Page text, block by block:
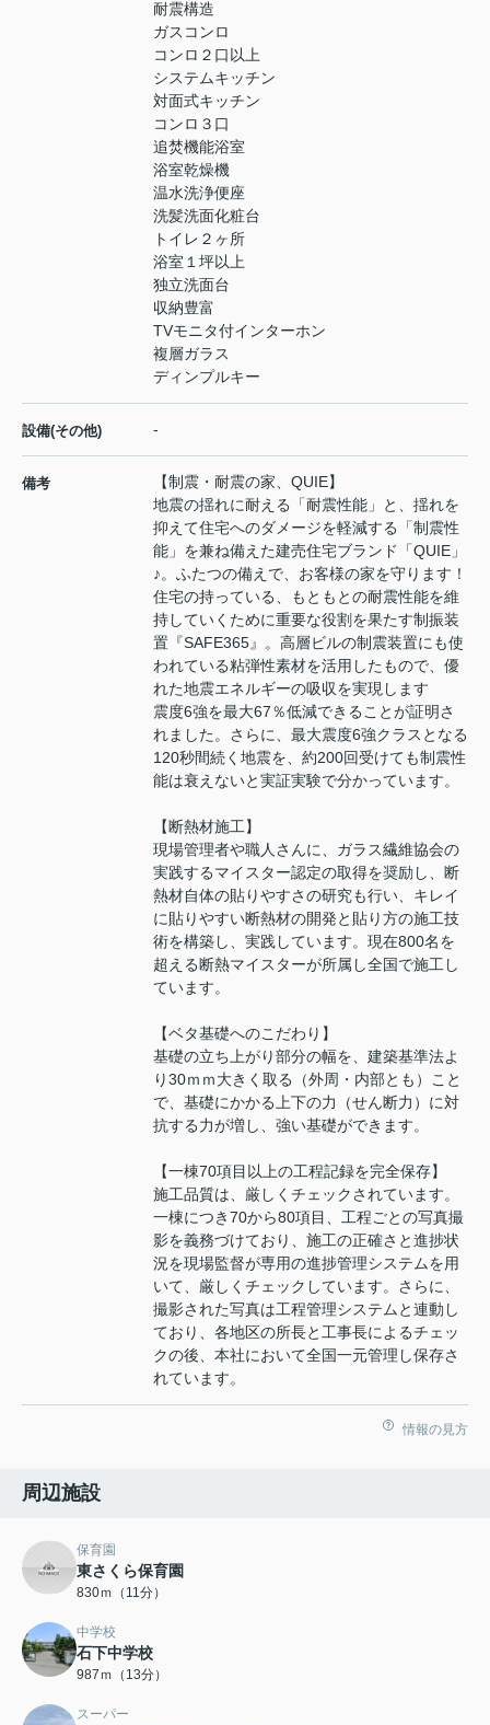
耐震構造
ガスコンロ
コンロ２口以上
システムキッチン
対面式キッチン
コンロ３口
追焚機能浴室
浴室乾燥機
温水洗浄便座
洗髪洗面化粧台
トイレ２ヶ所
浴室１坪以上
独立洗面台
収納豊富
TVモニタ付インターホン
複層ガラス
ディンプルキー
設備(その他) -
備考
【制震・耐震の家、QUIE】
地震の揺れに耐える「耐震性能」と、揺れを
抑えて住宅へのダメージを軽減する「制震性
能」を兼ね備えた建売住宅ブランド「QUIE」
♪。ふたつの備えで、お客様の家を守ります！
住宅の持っている、もともとの耐震性能を維
持していくために重要な役割を果たす制振装
置『SAFE365』。高層ビルの制震装置にも使
われている粘弾性素材を活用したもので、優
れた地震エネルギーの吸収を実現します
震度6強を最大67％低減できることが証明さ
れました。さらに、最大震度6強クラスとなる
120秒間続く地震を、約200回受けても制震性
能は衰えないと実証実験で分かっています。
【断熱材施工】
現場管理者や職人さんに、ガラス繊維協会の
実践するマイスター認定の取得を奨励し、断
熱材自体の貼りやすさの研究も行い、キレイ
に貼りやすい断熱材の開発と貼り方の施工技
術を構築し、実践しています。現在800名を
超える断熱マイスターが所属し全国で施工し
ています。
【ベタ基礎へのこだわり】
基礎の立ち上がり部分の幅を、建築基準法よ
り30ｍｍ大きく取る（外周・内部とも）こと
で、基礎にかかる上下の力（せん断力）に対
抗する力が増し、強い基礎ができます。
【一棟70項目以上の工程記録を完全保存】
施工品質は、厳しくチェックされています。
一棟につき70から80項目、工程ごとの写真撮
影を義務づけており、施工の正確さと進捗状
況を現場監督が専用の進捗管理システムを用
いて、厳しくチェックしています。さらに、
撮影された写真は工程管理システムと連動し
ており、各地区の所長と工事長によるチェッ
クの後、本社において全国一元管理し保存さ
れています。
情報の見方
周辺施設
保育園
東さくら保育園
830ｍ（11分）
中学校
石下中学校
987ｍ（13分）
スーパー